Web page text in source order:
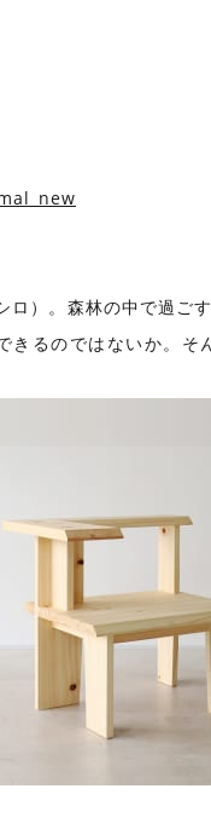
）。森林の中で過ご
るのではないか。